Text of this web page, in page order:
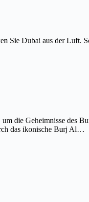
Dubai aus der Luft.
die Geheimnisse des
das ikonische Burj Al…